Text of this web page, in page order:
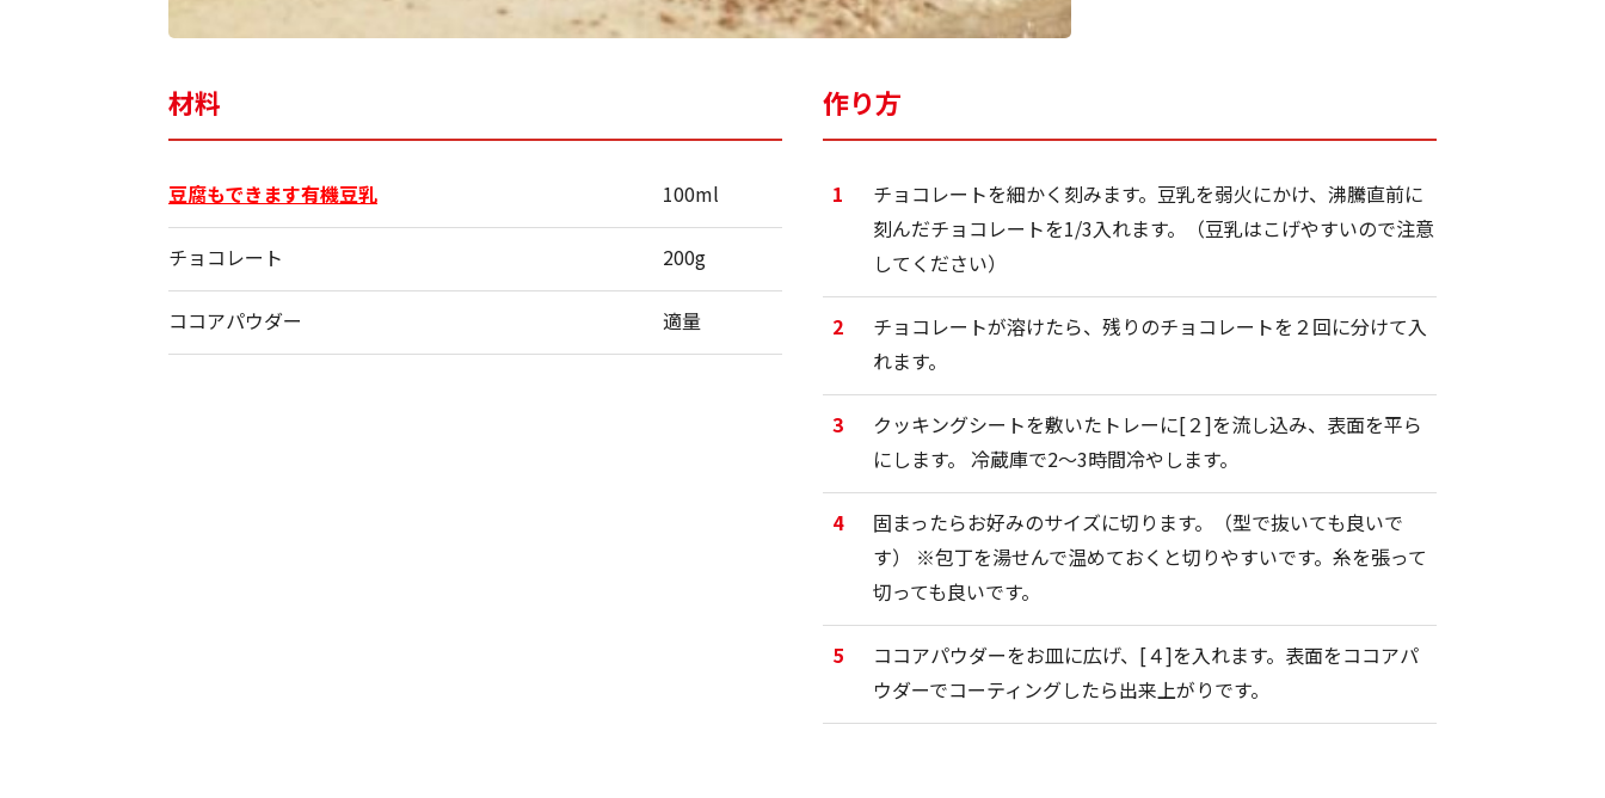
材料
豆腐もできます有機豆乳 100ml
チョコレート 200g
ココアパウダー 適量
作り方
1
チョコレートを細かく刻みます。豆乳を弱火にかけ、沸騰直前に
刻んだチョコレートを1/3入れます。（豆乳はこげやすいので注意
してください）
2
チョコレートが溶けたら、残りのチョコレートを２回に分けて入
れます。
3
クッキングシートを敷いたトレーに[２]を流し込み、表面を平ら
にします。 冷蔵庫で2～3時間冷やします。
4
固まったらお好みのサイズに切ります。（型で抜いても良いで
す） ※包丁を湯せんで温めておくと切りやすいです。糸を張って
切っても良いです。
5
ココアパウダーをお皿に広げ、[４]を入れます。表面をココアパ
ウダーでコーティングしたら出来上がりです。